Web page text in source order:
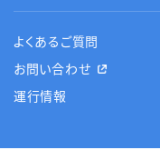
よくあるご質問
お問い合わせ
運行情報